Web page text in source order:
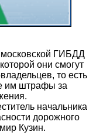
московской ГИБДД
они смогут
то есть
им штрафы за
начальника
дорожного
Кузин.